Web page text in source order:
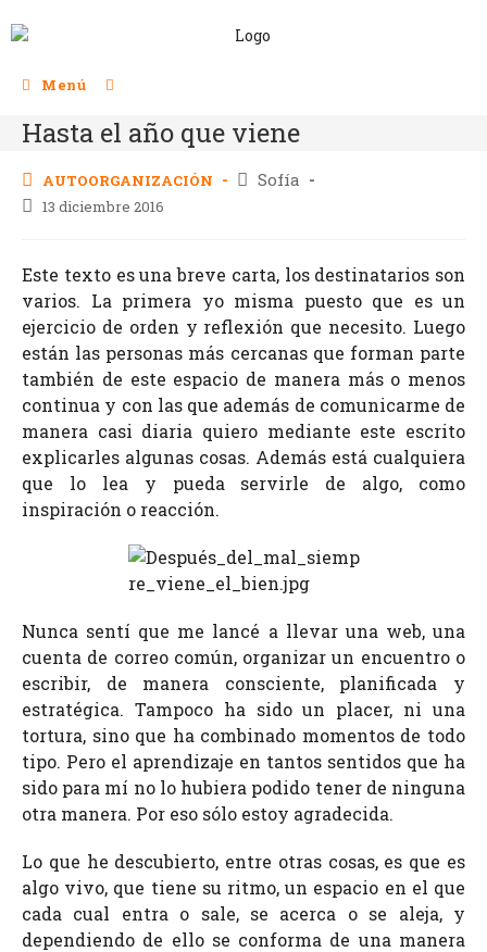
Menú
Hasta el año que viene
AUTOORGANIZACIÓN Sofía
13 diciembre 2016
Este texto es una breve carta, los destinatarios son
varios. La primera yo misma puesto que es un
ejercicio de orden y reflexión que necesito. Luego
están las personas más cercanas que forman parte
también de este espacio de manera más o menos
continua y con las que además de comunicarme de
manera casi diaria quiero mediante este escrito
explicarles algunas cosas. Además está cualquiera
que lo lea y pueda servirle de algo, como
inspiración o reacción.
Nunca sentí que me lancé a llevar una web, una
cuenta de correo común, organizar un encuentro o
escribir, de manera consciente, planificada y
estratégica. Tampoco ha sido un placer, ni una
tortura, sino que ha combinado momentos de todo
tipo. Pero el aprendizaje en tantos sentidos que ha
sido para mí no lo hubiera podido tener de ninguna
otra manera. Por eso sólo estoy agradecida.
Lo que he descubierto, entre otras cosas, es que es
algo vivo, que tiene su ritmo, un espacio en el que
cada cual entra o sale, se acerca o se aleja, y
dependiendo de ello se conforma de una manera